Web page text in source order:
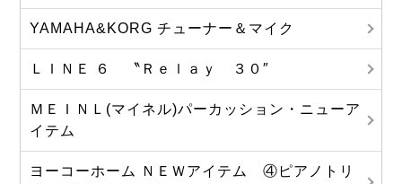
YAMAHA&KORG チューナー＆マイク
ＬＩＮＥ ６ 〝Ｒｅｌａｙ ３０″
ＭＥＩＮＬ(マイネル)パーカッション・ニューア
イテム
ヨーコーホーム ＮＥＷアイテム ④ピアノトリ